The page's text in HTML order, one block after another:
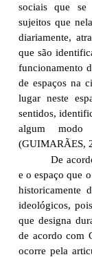
sociais que se
sujeitos que
diariamente,
que são
funcionamento
de espaços na
lugar neste
sentidos,
algum modo
(GUIMARÃES,
De
e o espaço que
historicamente
ideológicos,
que designa
de acordo com
ocorre pela